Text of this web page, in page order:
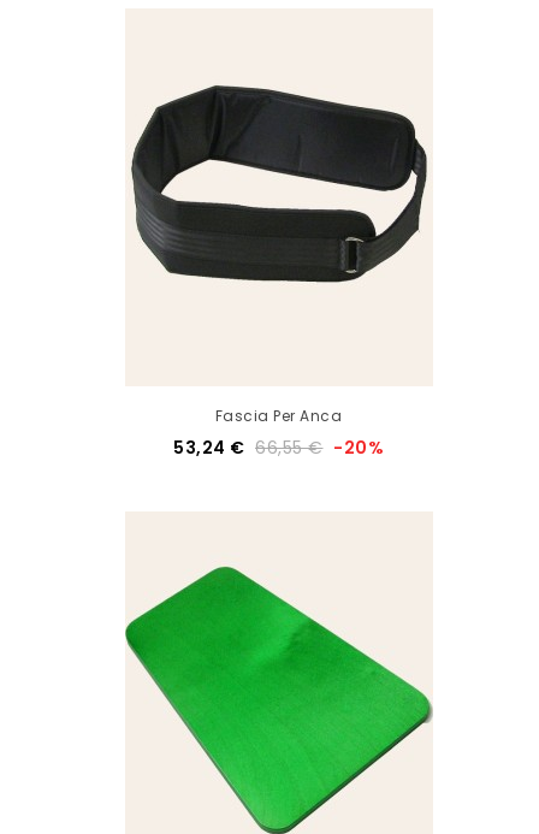
Fascia Per Anca
53,24 € 66,55 € -20%